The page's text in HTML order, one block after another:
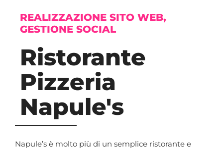
REALIZZAZIONE SITO WEB,
GESTIONE SOCIAL
Ristorante
Pizzeria
Napule's
Napule’s è molto più di un semplice ristorante e